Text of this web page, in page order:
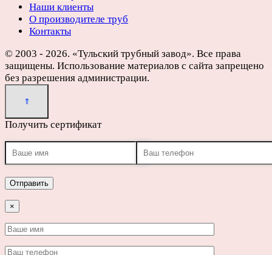
Наши клиенты
О производителе труб
Контакты
© 2003 - 2026. «Тульский трубный завод». Все права
защищены. Использование материалов с сайта запрещено
без разрешения администрации.
Получить сертификат
×